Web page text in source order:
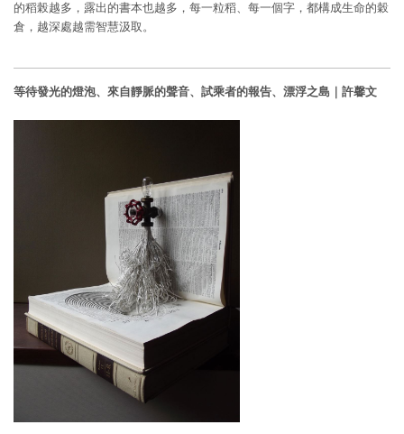
的稻榖越多，露出的書本也越多，每一粒稻、每一個字，都構成生命的穀
倉，越深處越需智慧汲取。
等待發光的燈泡、來自靜脈的聲音、試乘者的報告、漂浮之島｜許馨文